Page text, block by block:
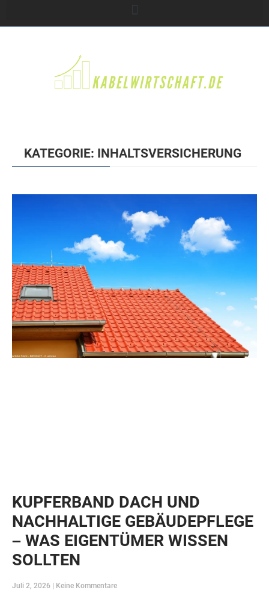
KATEGORIE: INHALTSVERSICHERUNG
KUPFERBAND DACH UND
NACHHALTIGE GEBÄUDEPFLEGE
– WAS EIGENTÜMER WISSEN
SOLLTEN
Juli 2, 2026 Keine Kommentare